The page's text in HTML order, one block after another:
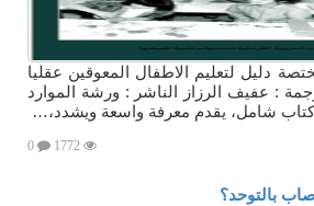
دليل لتعليم الاطفال المعوقين عقليا
: عفيف الرزاز الناشر : ورشة الموارد
كتاب شامل، يقدم معرفة واسعة ويشدد،…
بالتوحد؟